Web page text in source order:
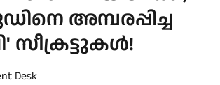
അമ്പരപ്പിച്ച
സീക്രട്ടുകള്‍!
Desk